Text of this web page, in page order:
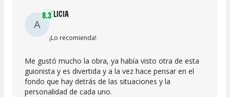
A
8.3ALICIA
¡Lo recomienda!
Me gustó mucho la obra, ya había visto otra de esta
guionista y es divertida y a la vez hace pensar en el
fondo que hay detrás de las situaciones y la
personalidad de cada uno.